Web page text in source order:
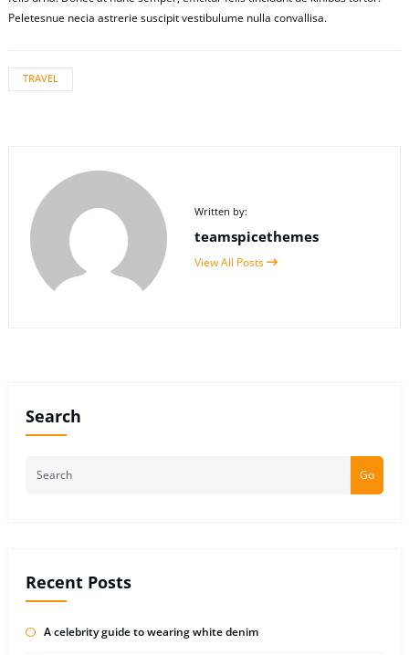
Peletesnue necia astrerie suscipit vestibulume nulla convallisa.
TRAVEL
Written by:
teamspicethemes
View All Posts
Search
Go
Recent Posts
A celebrity guide to wearing white denim